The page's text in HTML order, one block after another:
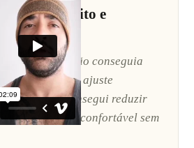
no peito e
anos, mas não conseguia
peito. Com o ajuste
certa, consegui reduzir
me sentir confortável sem